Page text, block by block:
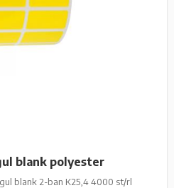
blank polyester
blank 2-ban K25,4 4000 st/rl